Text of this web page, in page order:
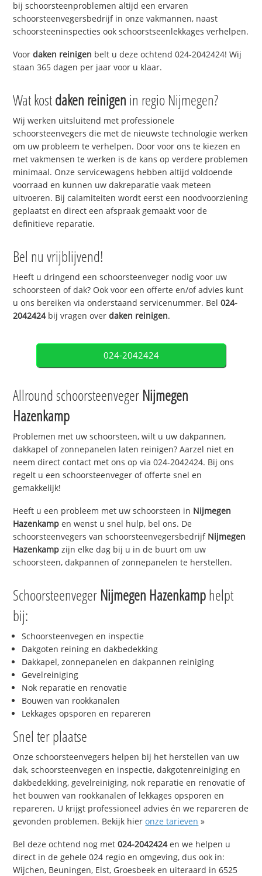
bij schoorsteenproblemen altijd een ervaren
schoorsteenvegersbedrijf in onze vakmannen, naast
schoorsteeninspecties ook schoorstseenlekkages verhelpen.
Voordaken reinigen belt u deze ochtend 024-2042424! Wij
staan 365 dagen per jaar voor u klaar.
Wat kostdaken reinigen in regio Nijmegen?
Wij werken uitsluitend met professionele
schoorsteenvegers die met de nieuwste technologie werken
om uw probleem te verhelpen. Door voor ons te kiezen en
met vakmensen te werken is de kans op verdere problemen
minimaal. Onze servicewagens hebben altijd voldoende
voorraad en kunnen uw dakreparatie vaak meteen
uitvoeren. Bij calamiteiten wordt eerst een noodvoorziening
geplaatst en direct een afspraak gemaakt voor de
definitieve reparatie.
Bel nu vrijblijvend!
Heeft u dringend een schoorsteenveger nodig voor uw
schoorsteen of dak? Ook voor een offerte en/of advies kunt
u ons bereiken via onderstaand servicenummer. Bel024-
2042424bij vragen overdaken reinigen.
024-2042424
Allround schoorsteenveger Nijmegen
Hazenkamp
Problemen met uw schoorsteen, wilt u uw dakpannen,
dakkapel of zonnepanelen laten reinigen? Aarzel niet en
neem direct contact met ons op via 024-2042424. Bij ons
regelt u een schoorsteenveger of offerte snel en
gemakkelijk!
Heeft u een probleem met uw schoorsteen in Nijmegen
Hazenkamp en wenst u snel hulp, bel ons. De
schoorsteenvegers van schoorsteenvegersbedrijf Nijmegen
Hazenkamp zijn elke dag bij u in de buurt om uw
schoorsteen, dakpannen of zonnepanelen te herstellen.
Schoorsteenveger Nijmegen Hazenkamphelpt
bij:
Schoorsteenvegen en inspectie
Dakgoten reining en dakbedekking
Dakkapel, zonnepanelen en dakpannen reiniging
Gevelreiniging
Nok reparatie en renovatie
Bouwen van rookkanalen
Lekkages opsporen en repareren
Snel ter plaatse
Onze schoorsteenvegers helpen bij het herstellen van uw
dak, schoorsteenvegen en inspectie, dakgotenreiniging en
dakbedekking, gevelreiniging, nok reparatie en renovatie of
het bouwen van rookkanalen of lekkages opsporen en
repareren. U krijgt professioneel advies én we repareren de
gevonden problemen. Bekijk hieronze tarieven »
Bel deze ochtend nog met024-2042424en we helpen u
direct in de gehele 024 regio en omgeving, dus ook in:
Wijchen, Beuningen, Elst, Groesbeek en uiteraard in 6525